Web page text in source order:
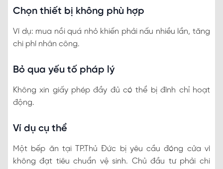
Chọn thiết bị không phù hợp
Ví dụ: mua nồi quá nhỏ khiến phải nấu nhiều lần, tăng
chi phí nhân công.
Bỏ qua yếu tố pháp lý
Không xin giấy phép đầy đủ có thể bị đình chỉ hoạt
động.
Ví dụ cụ thể
Một bếp ăn tại TP.Thủ Đức bị yêu cầu đóng cửa vì
không đạt tiêu chuẩn vệ sinh. Chủ đầu tư phải chi